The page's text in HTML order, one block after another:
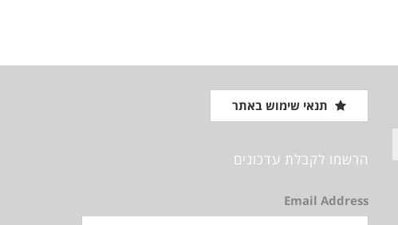
תנאי שימוש באתר
הרשמו לקבלת עדכונים
Email Address